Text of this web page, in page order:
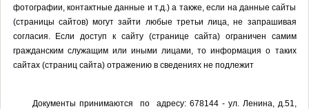
фотографии, контактные данные и т.д.) а также, если на данные сайты
(страницы сайтов) могут зайти любые третьи лица, не запрашивая
согласия. Если доступ к сайту (странице сайта) ограничен самим
гражданским служащим или иными лицами, то информация о таких
сайтах (страниц сайта) отражению в сведениях не подлежит
Документы принимаются по адресу: 678144 - ул. Ленина, д.51,